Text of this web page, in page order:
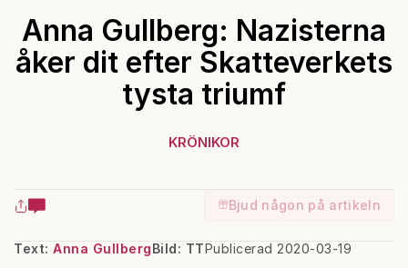
Anna Gullberg: Nazisterna
åker dit efter Skatteverkets
tysta triumf
KRÖNIKOR
Bjud någon på artikeln
Text: Anna Gullberg Publicerad 2020-03-19
Bild: TT